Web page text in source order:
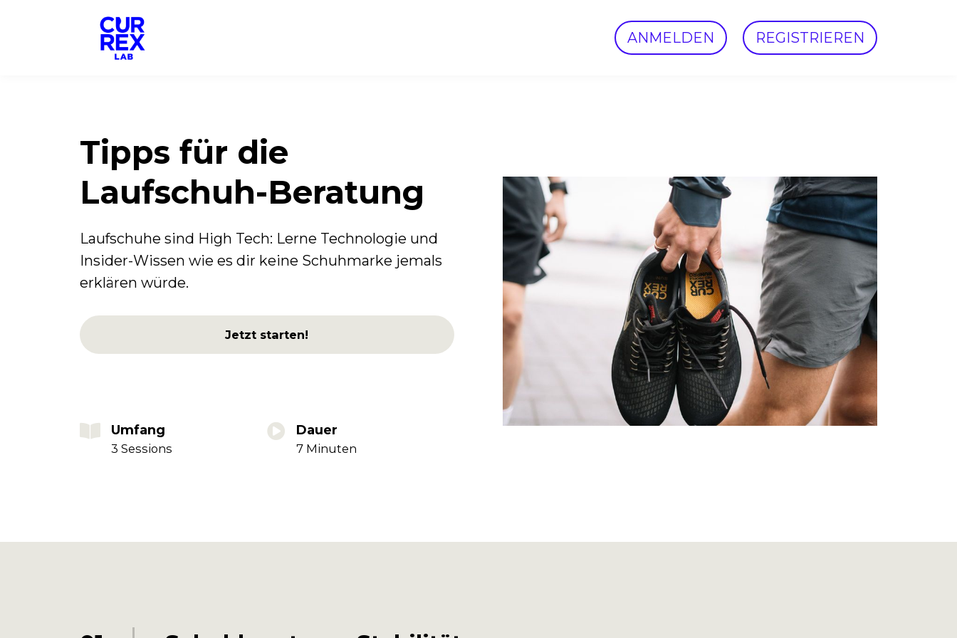
ANMELDEN REGISTRIEREN
Tipps für die
Laufschuh-Beratung
Laufschuhe sind High Tech: Lerne Technologie und
Insider-Wissen wie es dir keine Schuhmarke jemals
erklären würde.
Jetzt starten!
Umfang
3 Sessions
Dauer
7 Minuten